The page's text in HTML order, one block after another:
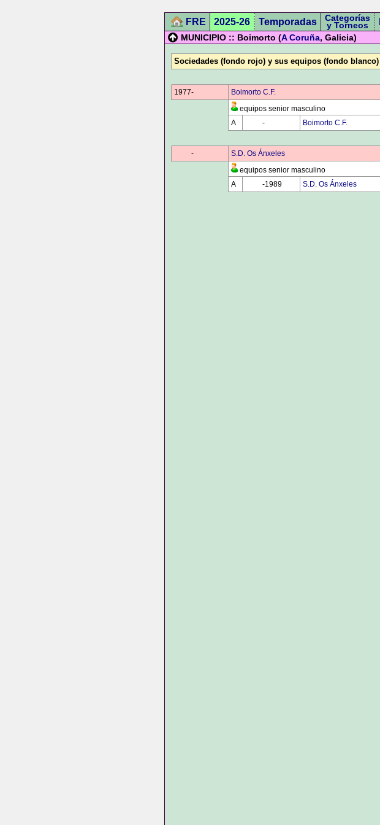
FRE 2025-26 Temporadas Categorías
y Torneos
MUNICIPIO :: Boimorto (A Coruña, Galicia)
Sociedades (fondo rojo) y sus equipos (fondo blanco)
1977-
Boimorto C.F.
equipos senior masculino
A
- Boimorto C.F.
-
S.D. Os Ánxeles
equipos senior masculino
A
-1989 S.D. Os Ánxeles